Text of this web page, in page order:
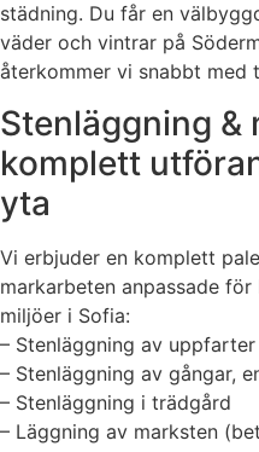
städning. Du får en
väder och vintrar på
återkommer vi snabbt
Stenläggning &
komplett
yta
Vi erbjuder en komplett
markarbeten anpassade
miljöer i Sofia:
– Stenläggning av
– Stenläggning av gångar,
– Stenläggning i trädgård
– Läggning av marksten